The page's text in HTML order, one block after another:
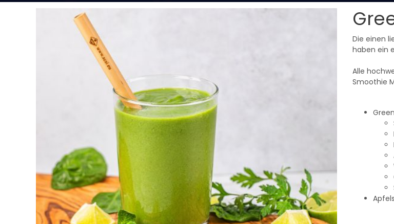
Die einen
haben ein
Alle
Smoothie